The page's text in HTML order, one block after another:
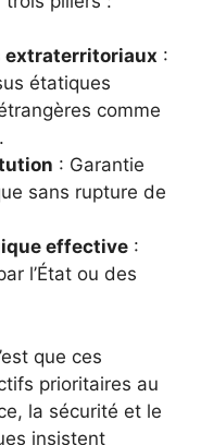
extraterritoriaux :
étatiques
comme
: Garantie
sans rupture de
effective :
l’État ou des
que ces
prioritaires au
la sécurité et le
insistent